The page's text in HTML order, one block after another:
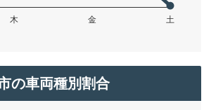
の車両種別割合